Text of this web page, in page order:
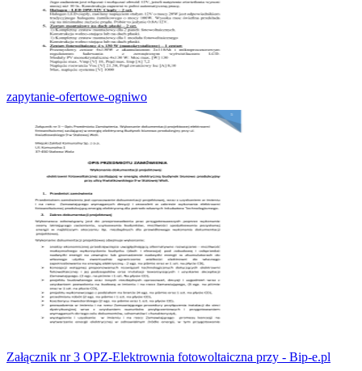
zapytanie-ofertowe-ogniwo
Załącznik nr 3 OPZ-Elektrownia fotowoltaiczna przy - Bip-e.pl